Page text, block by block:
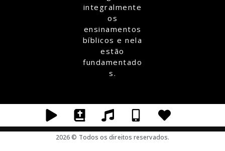
integralmente
os
ensinamentos
bíblicos e nela
estão
fundamentado
s.
2026 © Todos os direitos reservados.